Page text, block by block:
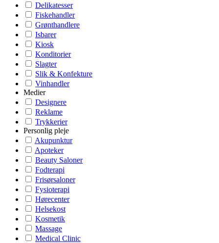
Delikatesser
Fiskehandler
Grønthandlere
Isbarer
Kiosk
Konditorier
Slagter
Slik & Konfekture
Vinhandler
Medier
Designere
Reklame
Trykkerier
Personlig pleje
Akupunktur
Apoteker
Beauty Saloner
Fodterapi
Frisørsaloner
Fysioterapi
Hørecenter
Helsekost
Kosmetik
Massage
Medical Clinic